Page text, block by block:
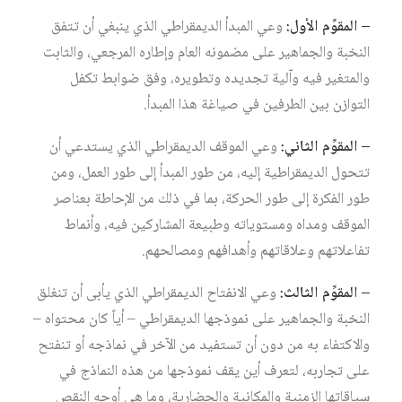
– المقوِّم الأول:وعي المبدأ الديمقراطي الذي ينبغي أن تتفق
النخبة والجماهير على مضمونه العام وإطاره المرجعي، والثابت
والمتغير فيه وآلية تجديده وتطويره، وفق ضوابط تكفل
التوازن بين الطرفين في صياغة هذا المبدأ.
– المقوِّم الثاني:وعي الموقف الديمقراطي الذي يستدعي أن
تتحول الديمقراطية إليه، من طور المبدأ إلى طور العمل، ومن
طور الفكرة إلى طور الحركة، بما في ذلك من الإحاطة بعناصر
الموقف ومداه ومستوياته وطبيعة المشاركين فيه، وأنماط
تفاعلاتهم وعلاقاتهم وأهدافهم ومصالحهم.
– المقوِّم الثالث:وعي الانفتاح الديمقراطي الذي يأبى أن تنغلق
النخبة والجماهير على نموذجها الديمقراطي – أياً كان محتواه –
والاكتفاء به من دون أن تستفيد من الآخر في نماذجه أو تنفتح
على تجاربه، لتعرف أين يقف نموذجها من هذه النماذج في